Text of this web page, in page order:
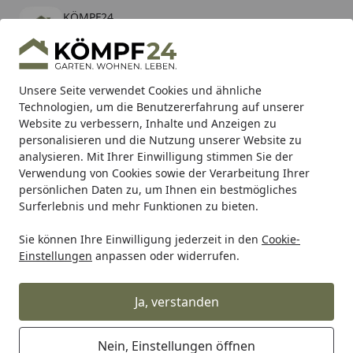
Unsere Seite verwendet Cookies und ähnliche
Technologien, um die Benutzererfahrung auf unserer
Website zu verbessern, Inhalte und Anzeigen zu
personalisieren und die Nutzung unserer Website zu
analysieren. Mit Ihrer Einwilligung stimmen Sie der
Verwendung von Cookies sowie der Verarbeitung Ihrer
persönlichen Daten zu, um Ihnen ein bestmögliches
Surferlebnis und mehr Funktionen zu bieten.
Sie können Ihre Einwilligung jederzeit in den Cookie-
Einstellungen anpassen oder widerrufen.
Ja, verstanden
Nein, Einstellungen öffnen
KÖMPF24
kostenlos - Im App Store
Hotline
Alle Produkte
Mein Konto
Suchen
Karibu Pools inkl. gratis Sandfilteranlage & Pool-
Starterset (Gesamtwert bis 468,99€)
Startseite
Feuerhand Feuerhand Zubehör Feuerhand Brenner mit
Feuerhand Brenner mit Docht für